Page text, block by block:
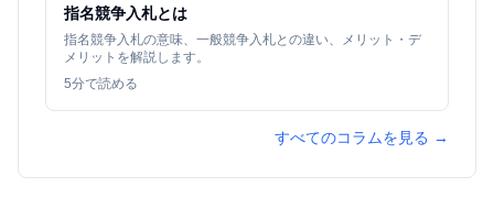
指名競争入札とは
指名競争入札の意味、一般競争入札との違い、メリット・デ
メリットを解説します。
5分で読める
すべてのコラムを見る →